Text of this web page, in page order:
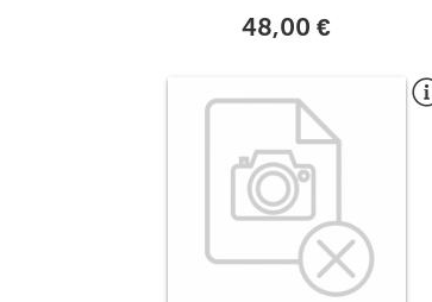
48,00 €